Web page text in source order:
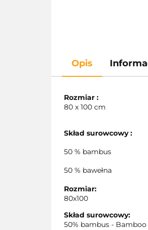
Opis
Rozmiar :
80 x 100 cm
Skład surowcowy :
50 % bambus
50 % bawełna
Rozmiar:
80x100
Skład surowcowy:
50% bambus - Bamboo